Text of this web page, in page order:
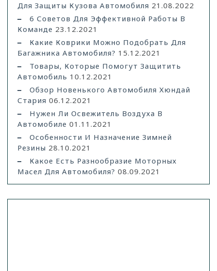
Для Защиты Кузова Автомобиля 21.08.2022
6 Советов Для Эффективной Работы В
Команде 23.12.2021
Какие Коврики Можно Подобрать Для
Багажника Автомобиля? 15.12.2021
Товары, Которые Помогут Защитить
Автомобиль 10.12.2021
Обзор Новенького Автомобиля Хюндай
Стария 06.12.2021
Нужен Ли Освежитель Воздуха В
Автомобиле 01.11.2021
Особенности И Назначение Зимней
Резины 28.10.2021
Какое Есть Разнообразие Моторных
Масел Для Автомобиля? 08.09.2021